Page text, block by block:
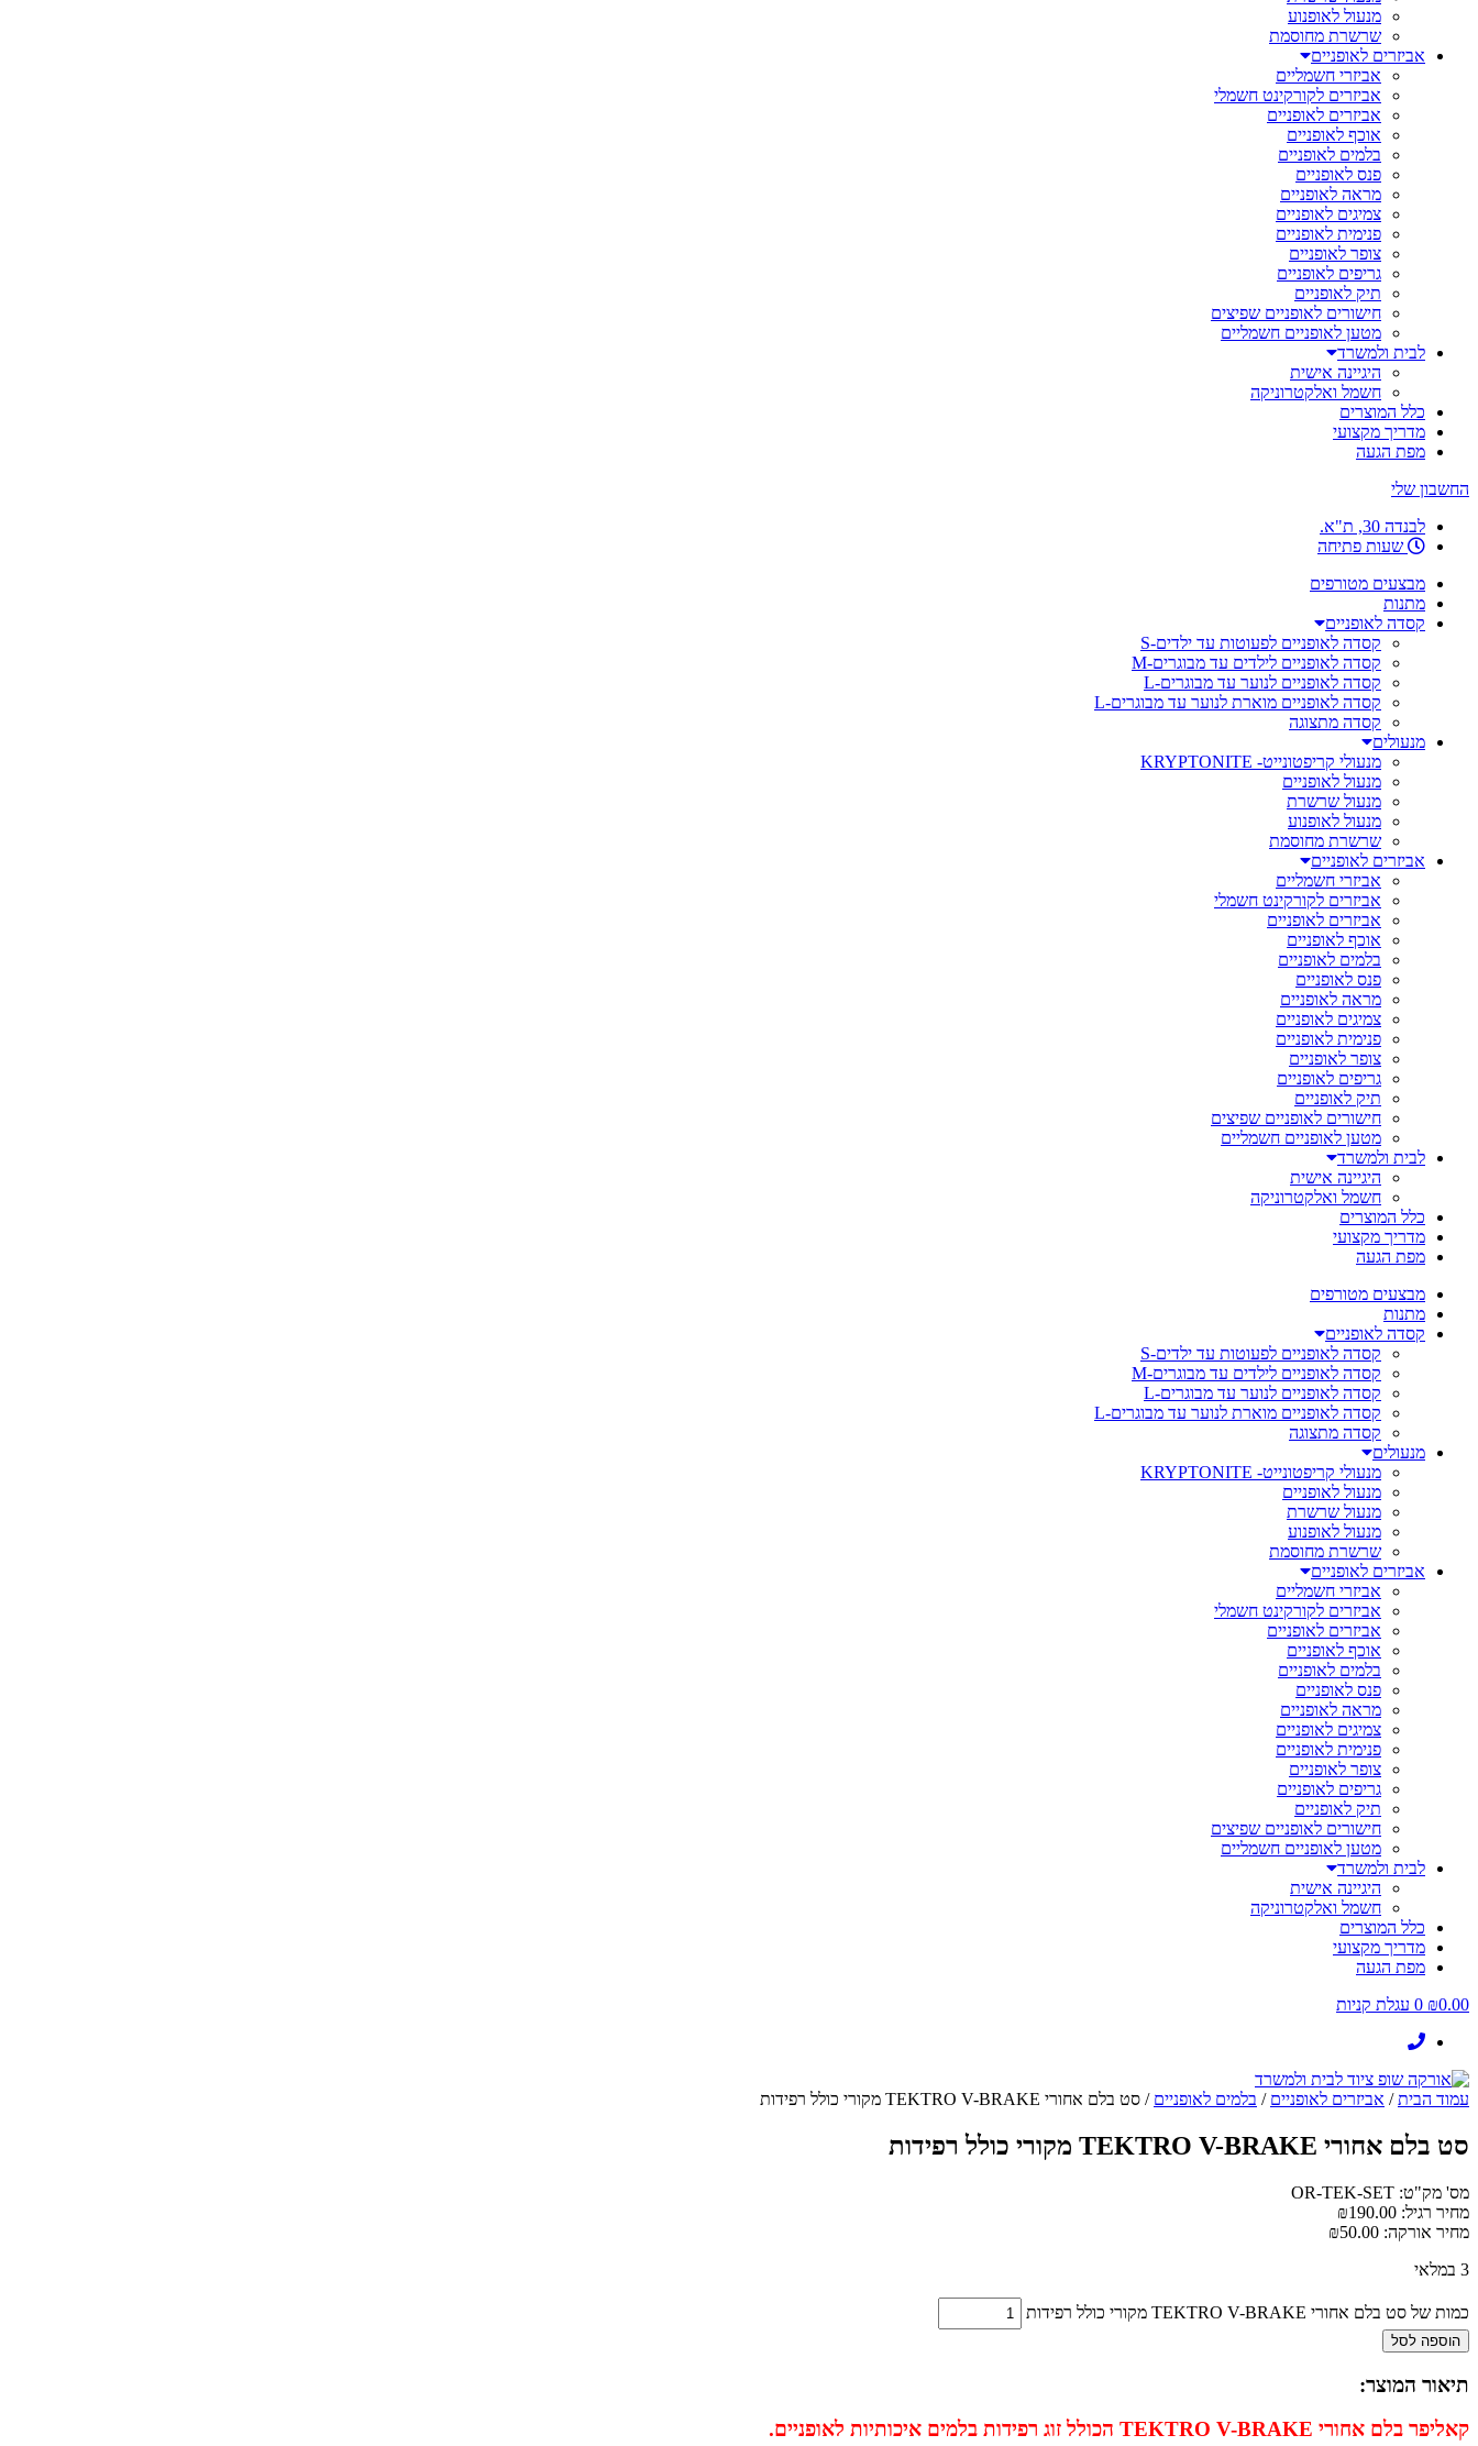
מנעול לאופנוע
שרשרת מחוסמת
אביזרים לאופניים
אביזרי חשמליים
אביזרים לקורקינט חשמלי
אביזרים לאופניים
אוכף לאופניים
בלמים לאופניים
פנס לאופניים
מראה לאופניים
צמיגים לאופניים
פנימית לאופניים
צופר לאופניים
גריפים לאופניים
תיק לאופניים
חישורים לאופניים שפיצים
מטען לאופניים חשמליים
לבית ולמשרד
היגיינה אישית
חשמל ואלקטרוניקה
כלל המוצרים
מדריך מקצועי
מפת הגעה
החשבון שלי
לבנדה 30, ת"א.
שעות פתיחה
מבצעים מטורפים
מתנות
קסדה לאופניים
קסדה לאופניים לפעוטות עד ילדים-S
קסדה לאופניים לילדים עד מבוגרים-M
קסדה לאופניים לנוער עד מבוגרים-L
קסדה לאופניים מוארת לנוער עד מבוגרים-L
קסדה מתצוגה
מנעולים
מנעולי קריפטונייט- KRYPTONITE
מנעול לאופניים
מנעול שרשרת
מנעול לאופנוע
שרשרת מחוסמת
אביזרים לאופניים
אביזרי חשמליים
אביזרים לקורקינט חשמלי
אביזרים לאופניים
אוכף לאופניים
בלמים לאופניים
פנס לאופניים
מראה לאופניים
צמיגים לאופניים
פנימית לאופניים
צופר לאופניים
גריפים לאופניים
תיק לאופניים
חישורים לאופניים שפיצים
מטען לאופניים חשמליים
לבית ולמשרד
היגיינה אישית
חשמל ואלקטרוניקה
כלל המוצרים
מדריך מקצועי
מפת הגעה
מבצעים מטורפים
מתנות
קסדה לאופניים
קסדה לאופניים לפעוטות עד ילדים-S
קסדה לאופניים לילדים עד מבוגרים-M
קסדה לאופניים לנוער עד מבוגרים-L
קסדה לאופניים מוארת לנוער עד מבוגרים-L
קסדה מתצוגה
מנעולים
מנעולי קריפטונייט- KRYPTONITE
מנעול לאופניים
מנעול שרשרת
מנעול לאופנוע
שרשרת מחוסמת
אביזרים לאופניים
אביזרי חשמליים
אביזרים לקורקינט חשמלי
אביזרים לאופניים
אוכף לאופניים
בלמים לאופניים
פנס לאופניים
מראה לאופניים
צמיגים לאופניים
פנימית לאופניים
צופר לאופניים
גריפים לאופניים
תיק לאופניים
חישורים לאופניים שפיצים
מטען לאופניים חשמליים
לבית ולמשרד
היגיינה אישית
חשמל ואלקטרוניקה
כלל המוצרים
מדריך מקצועי
מפת הגעה
₪0.00
0 עגלת קניות
עמוד הבית/ אביזרים לאופניים / בלמים לאופניים / סט בלם אחורי TEKTRO V-BRAKE מקורי כולל רפידות
סט בלם אחורי TEKTRO V-BRAKE מקורי כולל רפידות
מס' מק"ט: OR-TEK-SET
מחיר רגיל:
₪190.00
מחיר אורקה:
₪50.00
3 במלאי
כמות של סט בלם אחורי TEKTRO V-BRAKE מקורי כולל רפידות
הוספה לסל
תיאור המוצר:
קאליפר בלם אחורי TEKTRO V-BRAKE הכולל
זוג רפידות בלמים איכותיות לאופניים.